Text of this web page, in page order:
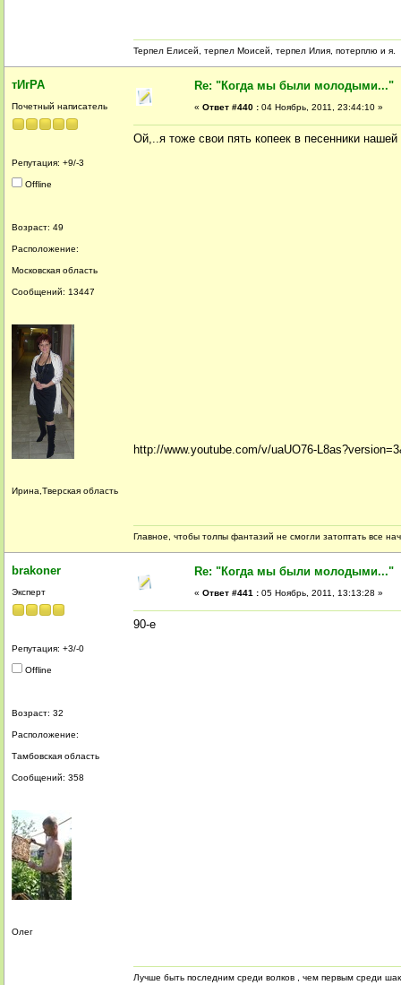
Терпел Елисей, терпел Моисей, терпел Илия, потерплю и я.
тИгРА
Почетный написатель
Репутация: +9/-3
Offline
Возраст: 49
Расположение:
Московская область
Сообщений: 13447
Ирина,Тверская область
Re: "Когда мы были молодыми..."
« Ответ #440 : 04 Ноябрь, 2011, 23:44:10 »
Ой,..я тоже свои пять копеек в песенники
http://www.youtube.com/v/uaUO76-
Главное, чтобы толпы фантазий не смогли затоптать все
brakoner
Эксперт
Репутация: +3/-0
Offline
Возраст: 32
Расположение:
Тамбовская область
Сообщений: 358
Олег
Re: "Когда мы были молодыми..."
« Ответ #441 : 05 Ноябрь, 2011, 13:13:28 »
90-е
Лучше быть последним среди волков , чем первым среди